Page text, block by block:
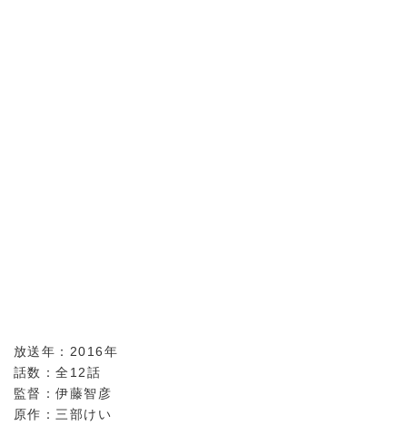
放送年：2016年
話数：全12話
監督：伊藤智彦
原作：三部けい